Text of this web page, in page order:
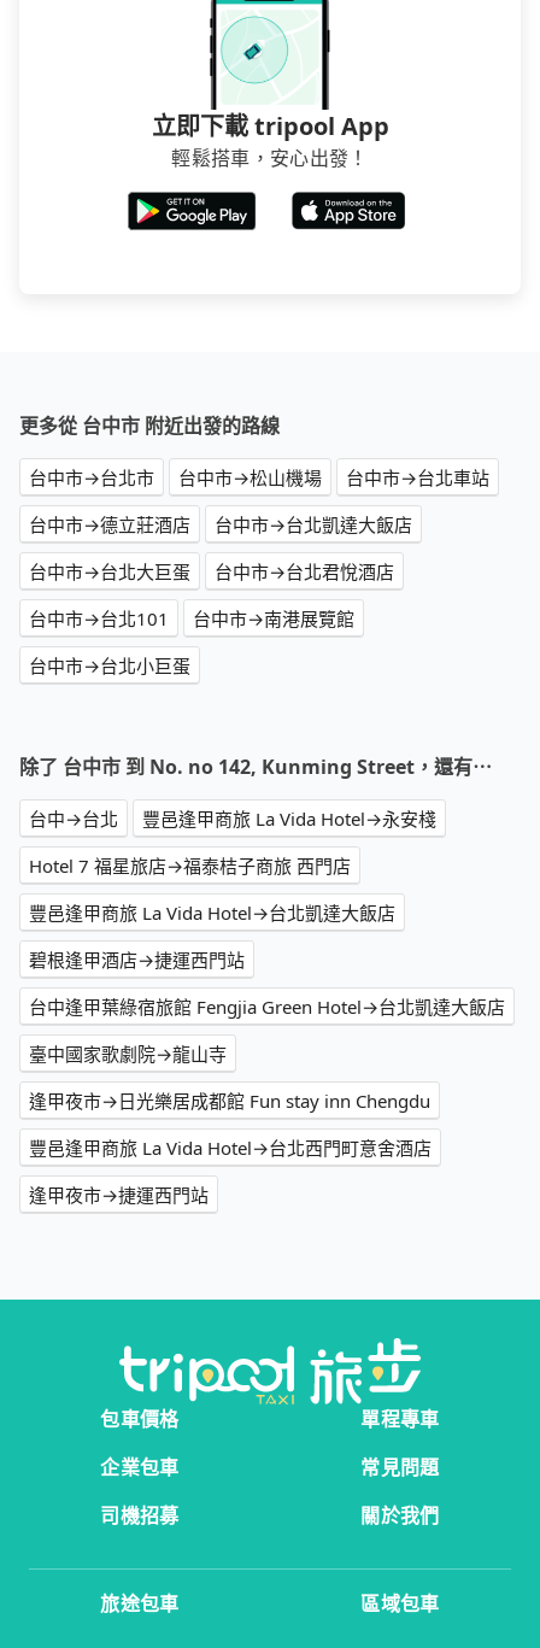
立即下載 tripool App
輕鬆搭車，安心出發！
更多從 台中市 附近出發的路線
台中市→台北市 台中市→松山機場
台中市→台北車站
台中市→德立莊酒店
台中市→台北凱達大飯店
台中市→台北大巨蛋
台中市→台北君悅酒店
台中市→台北101
台中市→南港展覽館
台中市→台北小巨蛋
除了 台中市 到 No. no 142, Kunming Street，還有⋯
台中→台北
豐邑逢甲商旅 La Vida Hotel→永安棧
Hotel 7 福星旅店→福泰桔子商旅 西門店
豐邑逢甲商旅 La Vida Hotel→台北凱達大飯店
碧根逢甲酒店→捷運西門站
台中逢甲葉綠宿旅館 Fengjia Green Hotel→台北凱達大飯店
臺中國家歌劇院→龍山寺
逢甲夜市→日光樂居成都館 Fun stay inn Chengdu
豐邑逢甲商旅 La Vida Hotel→台北西門町意舍酒店
逢甲夜市→捷運西門站
包車價格
單程專車
企業包車
常見問題
司機招募
關於我們
旅途包車 區域包車